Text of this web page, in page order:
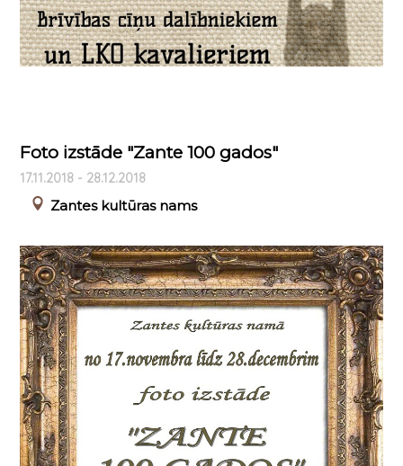
Foto izstāde "Zante 100 gados"
17.11.2018 - 28.12.2018
Zantes kultūras nams